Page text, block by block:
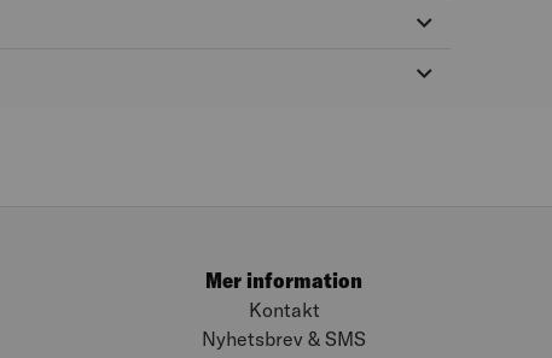
Mer information
Kontakt
Nyhetsbrev & SMS